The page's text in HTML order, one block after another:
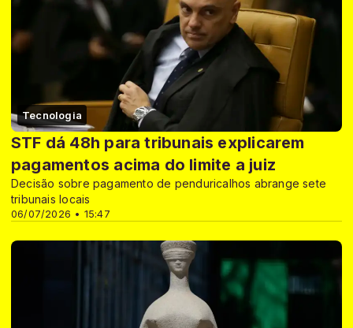
Tecnologia
06/07/2026 • 15:47
STF dá 48h para tribunais explicarem
pagamentos acima do limite a juiz
Decisão sobre pagamento de penduricalhos abrange sete
tribunais locais